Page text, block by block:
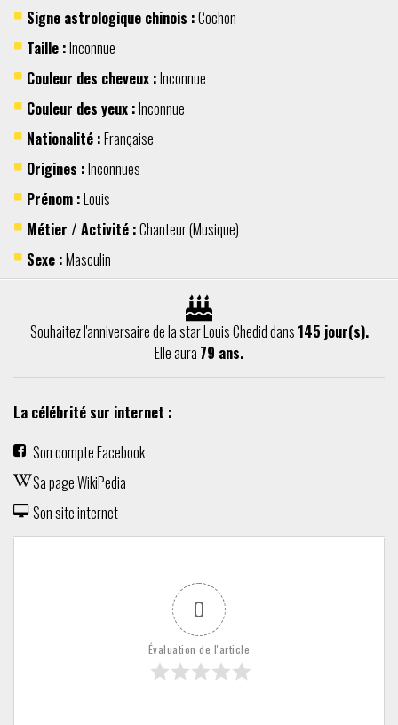
Signe astrologique chinois :Cochon
Taille :Inconnue
Couleur des cheveux :Inconnue
Couleur des yeux :Inconnue
Nationalité :Française
Origines :Inconnues
Prénom :Louis
Métier / Activité :Chanteur(Musique)
Sexe :Masculin
Souhaitez l'anniversaire de la star Louis Chedid dans 145 jour(s).
Elle aura 79 ans.
La célébrité sur internet :
Son compte Facebook
Sa page WikiPedia
Son site internet
0
Évaluation de l'article